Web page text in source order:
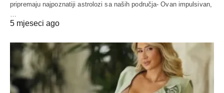
pripremaju najpoznatiji astrolozi sa naših područja- Ovan impulsivan,
…
5 mjeseci ago